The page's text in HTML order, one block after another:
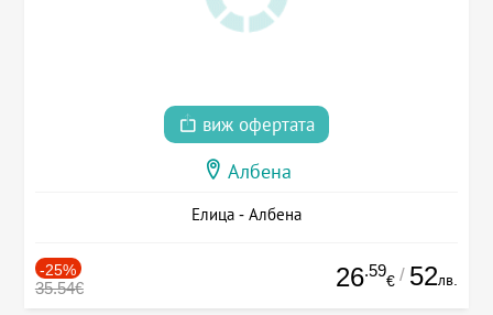
виж офертата
Албена
Елица - Албена
-25%
35.54€ 26.59
€ / 52лв.